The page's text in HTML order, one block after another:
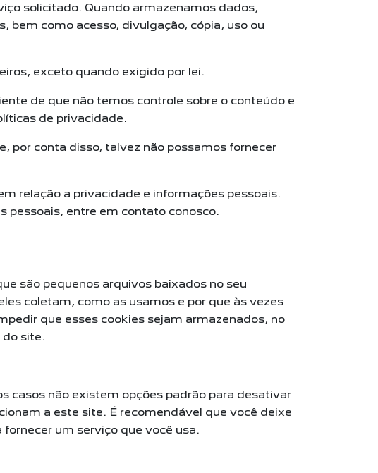
solicitado. Quando armazenamos dados,
bem como acesso, divulgação, cópia, uso ou
exceto quando exigido por lei.
de que não temos controle sobre o conteúdo e
de privacidade.
por conta disso, talvez não possamos fornecer
relação a privacidade e informações pessoais.
pessoais, entre em contato conosco.
são pequenos arquivos baixados no seu
coletam, como as usamos e por que às vezes
que esses cookies sejam armazenados, no
do site.
casos não existem opções padrão para desativar
a este site. É recomendável que você deixe
um serviço que você usa.